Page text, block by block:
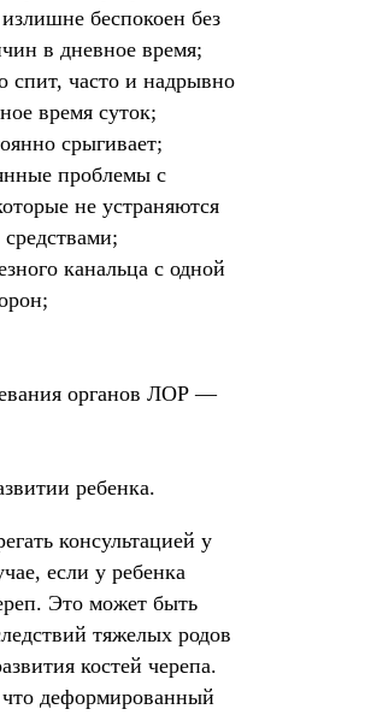
беспокоен без
в дневное время;
спит, часто и надрывно
время суток;
срыгивает;
проблемы с
не устраняются
канальца с одной
органов ЛОР —
ребенка.
консультацией у
если у ребенка
Это может быть
тяжелых родов
костей черепа.
деформированный